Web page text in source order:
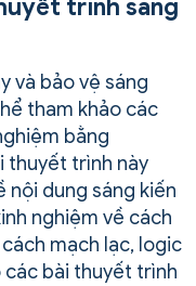
trình sáng
và bảo vệ sáng
tham khảo các
bằng
thuyết trình này
nội dung sáng kiến
nghiệm về cách
mạch lạc, logic
các bài thuyết trình